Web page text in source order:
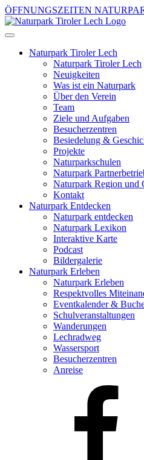
ÖFFNUNGSZEITEN
Naturpark Tiroler Lech
Naturpark Tiroler Lech
Neuigkeiten
Was ist ein Naturpark
Über den Verein
Team
Ziele und Aufgaben
Besucherzentren
Besiedelung &
Projekte
Naturparkschulen
Naturpark
Naturpark Region und
Kontakt
Naturpark Entdecken
Naturpark entdecken
Naturpark Lexikon
Interaktive Karte
Podcast
Bildergalerie
Naturpark Erleben
Naturpark Erleben
Respektvolles
Eventkalender &
Schulveranstaltungen
Wanderungen
Lechradweg
Wassersport
Besucherzentren
Anreise